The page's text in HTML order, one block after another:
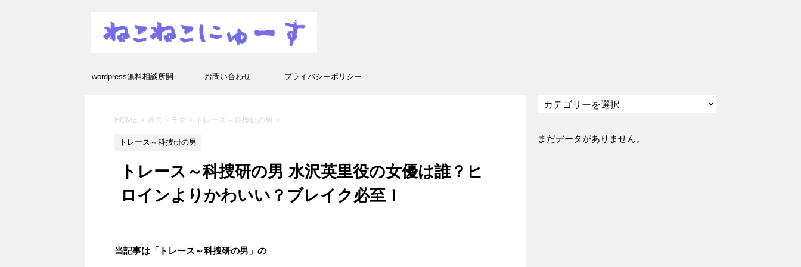
wordpress無料相談所開
ます！
お問い合わせ プライバシーポリシー
HOME > 過去ドラマ > トレース～科捜研の男 >
トレース～科捜研の男
トレース～科捜研の男 水沢英里役の女優は誰？ヒ
ロインよりかわいい？ブレイク必至！
当記事は「トレース～科捜研の男」の
テ
リ
まだデータがありません。